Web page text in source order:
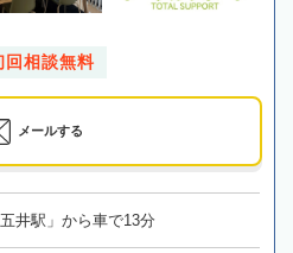
回相談無料
メールする
井駅」から車で13分